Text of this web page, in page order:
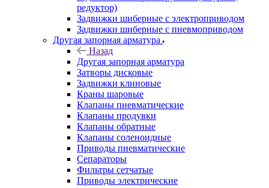
редуктор)
Задвижки шиберные с электроприводом
Задвижки шиберные с пневмоприводом
Другая запорная арматура
Назад
Другая запорная арматура
Затворы дисковые
Задвижки клиновые
Краны шаровые
Клапаны пневматические
Клапаны продувки
Клапаны обратные
Клапаны соленоидные
Приводы пневматические
Сепараторы
Фильтры сетчатые
Приводы электрические